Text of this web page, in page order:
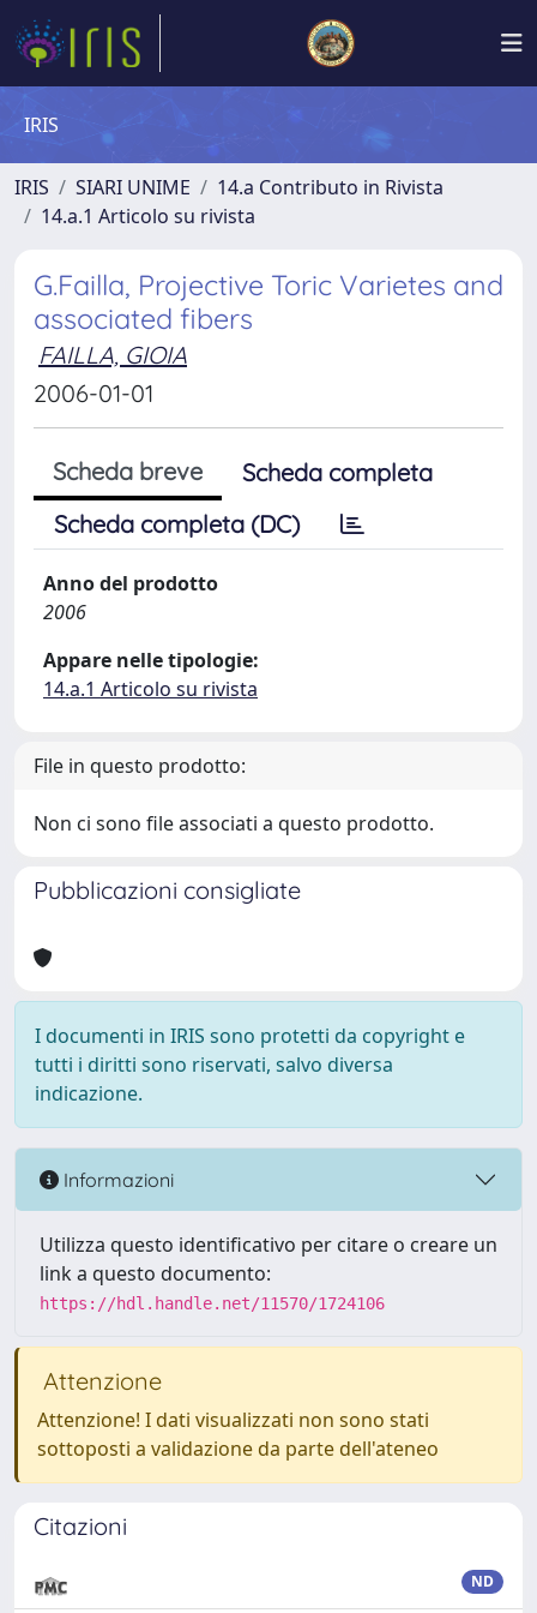
IRIS
IRIS SIARI UNIME
14.a Contributo in Rivista
14.a.1 Articolo su rivista
G.Failla, Projective Toric Varietes and
associated fibers
FAILLA, GIOIA
2006-01-01
Scheda breve
Scheda completa
Scheda completa (DC)
Anno del prodotto
2006
Appare nelle tipologie:
14.a.1 Articolo su rivista
File in questo prodotto:
Non ci sono file associati a questo prodotto.
Pubblicazioni consigliate
I documenti in IRIS sono protetti da copyright e
tutti i diritti sono riservati, salvo diversa
indicazione.
Informazioni
Utilizza questo identificativo per citare o creare un
link a questo documento:
https://hdl.handle.net/11570/1724106
Attenzione
Attenzione! I dati visualizzati non sono stati
sottoposti a validazione da parte dell'ateneo
Citazioni
ND